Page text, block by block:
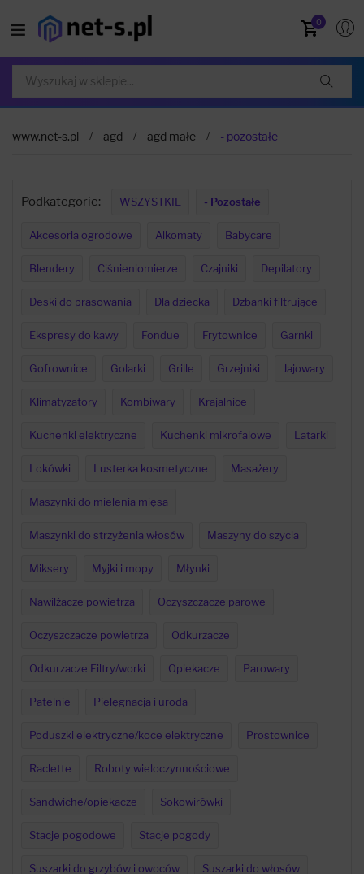
0
www.net-s.pl agd agd małe - pozostałe
Podkategorie: WSZYSTKIE - Pozostałe
Akcesoria ogrodowe Alkomaty Babycare
Blendery Ciśnieniomierze Czajniki Depilatory
Deski do prasowania Dla dziecka Dzbanki filtrujące
Ekspresy do kawy Fondue Frytownice Garnki
Gofrownice Golarki Grille Grzejniki Jajowary
Klimatyzatory Kombiwary Krajalnice
Kuchenki elektryczne Kuchenki mikrofalowe Latarki
Lokówki Lusterka kosmetyczne Masażery
Maszynki do mielenia mięsa
Maszynki do strzyżenia włosów Maszyny do szycia
Miksery Myjki i mopy Młynki
Nawilżacze powietrza Oczyszczacze parowe
Oczyszczacze powietrza Odkurzacze
Odkurzacze Filtry/worki Opiekacze Parowary
Patelnie Pielęgnacja i uroda
Poduszki elektryczne/koce elektryczne Prostownice
Raclette Roboty wieloczynnościowe
Sandwiche/opiekacze Sokowirówki
Stacje pogodowe Stacje pogody
Suszarki do grzybów i owoców Suszarki do włosów